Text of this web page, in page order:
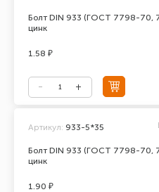
Болт DIN 933 (ГОСТ 7798-70,
цинк
1.58 ₽
Болт DIN 933 (ГОСТ 7798-70,
цинк
Артикул: 933-5*35
1.90 ₽